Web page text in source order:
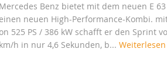
Mercedes Benz bietet mit dem neuen E
einen neuen High-Performance-Kombi.
on 525 PS / 386 kW schafft er den Sprint
km/h in nur 4,6 Sekunden, b... Weiterlesen